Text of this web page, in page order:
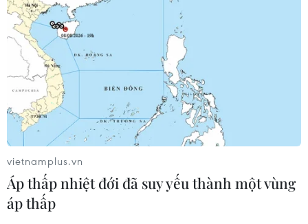
#Bóng đá
vietnamplus.vn
Áp thấp nhiệt đới đã suy yếu thành một vùng
áp thấp